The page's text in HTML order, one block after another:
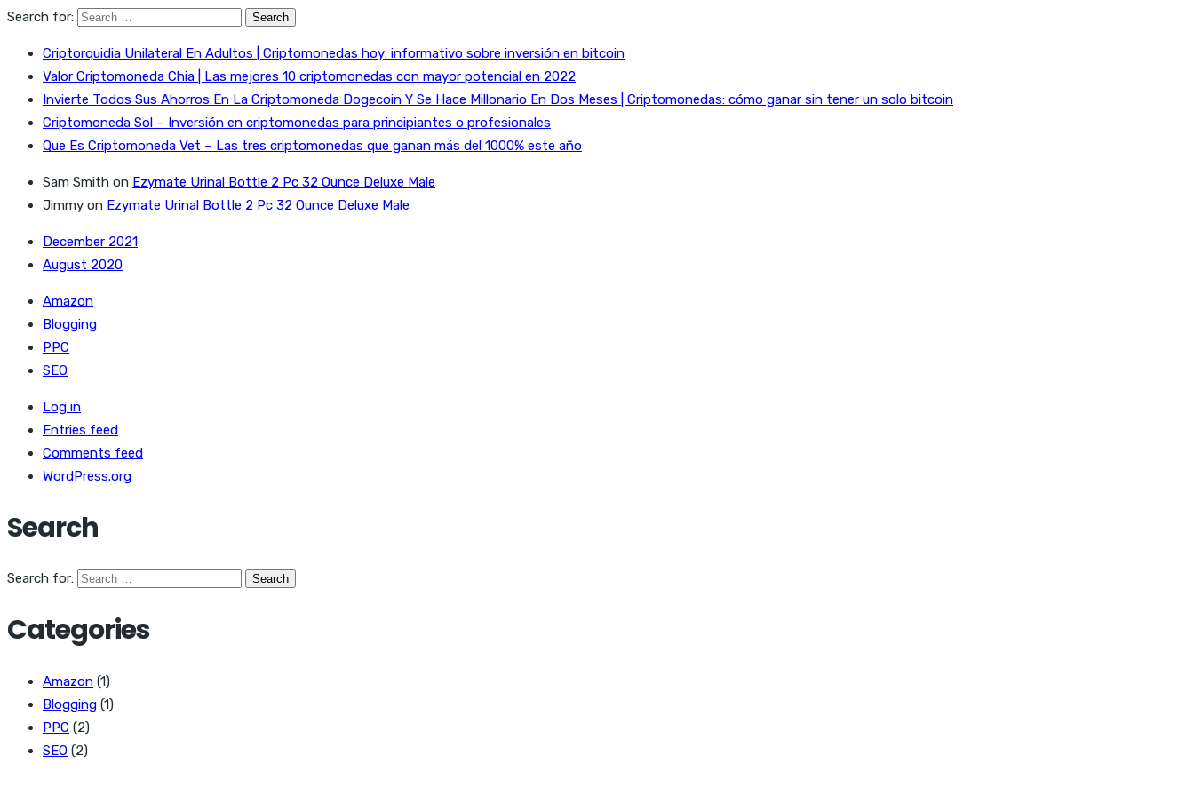
Search for:
Criptorquidia Unilateral En Adultos | Criptomonedas hoy: informativo sobre inversión en bitcoin
Valor Criptomoneda Chia | Las mejores 10 criptomonedas con mayor potencial en 2022
Invierte Todos Sus Ahorros En La Criptomoneda Dogecoin Y Se Hace Millonario En Dos Meses | Criptomonedas: cómo ganar sin tener un solo bitcoin
Criptomoneda Sol – Inversión en criptomonedas para principiantes o profesionales
Que Es Criptomoneda Vet – Las tres criptomonedas que ganan más del 1000% este año
Sam Smith on Ezymate Urinal Bottle 2 Pc 32 Ounce Deluxe Male
Jimmy on Ezymate Urinal Bottle 2 Pc 32 Ounce Deluxe Male
December 2021
August 2020
Amazon
Blogging
PPC
SEO
Log in
Entries feed
Comments feed
WordPress.org
Search
Search for:
Categories
Amazon (1)
Blogging (1)
PPC (2)
SEO (2)